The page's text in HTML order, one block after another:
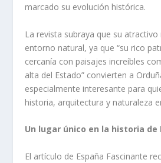
marcado su evolución histórica.
La revista subraya que su
entorno natural, ya que “su rico
cercanía con paisajes increíbles
alta del Estado” convierten a
especialmente interesante para
historia, arquitectura y naturaleza
Un lugar único en la historia de
El artículo de España Fascinante